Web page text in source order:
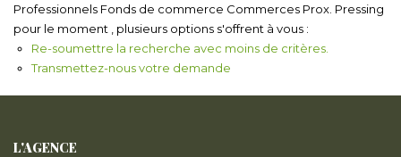
VENDRE
Créer une alerte
Professionnels Fonds de commerce Commerces Prox. Pressing
pour le moment , plusieurs options s'offrent à vous :
Re-soumettre la recherche avec moins de critères.
Transmettez-nous votre demande
L'AGENCE